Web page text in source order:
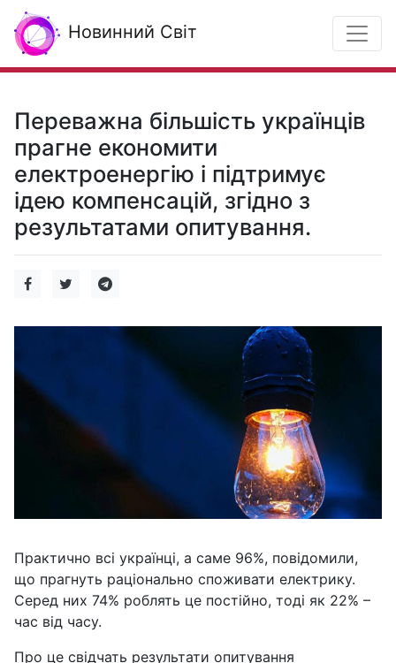
Новинний Світ
Переважна більшість українців
прагне економити
електроенергію і підтримує
ідею компенсацій, згідно з
результатами опитування.
Практично всі українці, а саме 96%, повідомили,
що прагнуть раціонально споживати електрику.
Серед них 74% роблять це постійно, тоді як 22% –
час від часу.
Про це свідчать результати опитування